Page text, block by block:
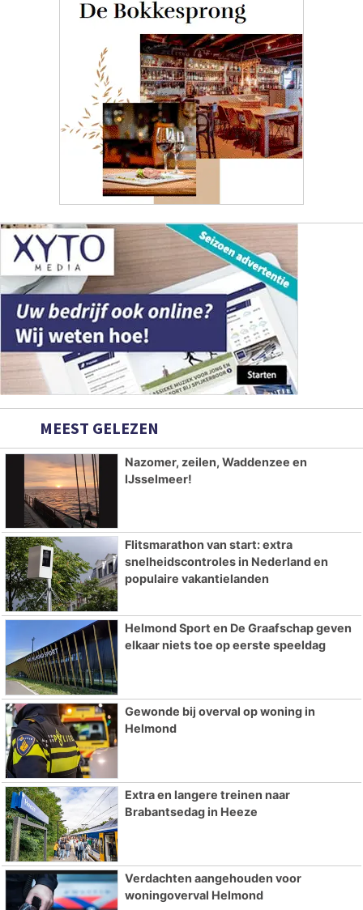
MEEST GELEZEN
Nazomer, zeilen, Waddenzee en
IJsselmeer!
Flitsmarathon van start: extra
snelheidscontroles in Nederland en
populaire vakantielanden
Helmond Sport en De Graafschap geven
elkaar niets toe op eerste speeldag
Gewonde bij overval op woning in
Helmond
Extra en langere treinen naar
Brabantsedag in Heeze
Verdachten aangehouden voor
woningoverval Helmond